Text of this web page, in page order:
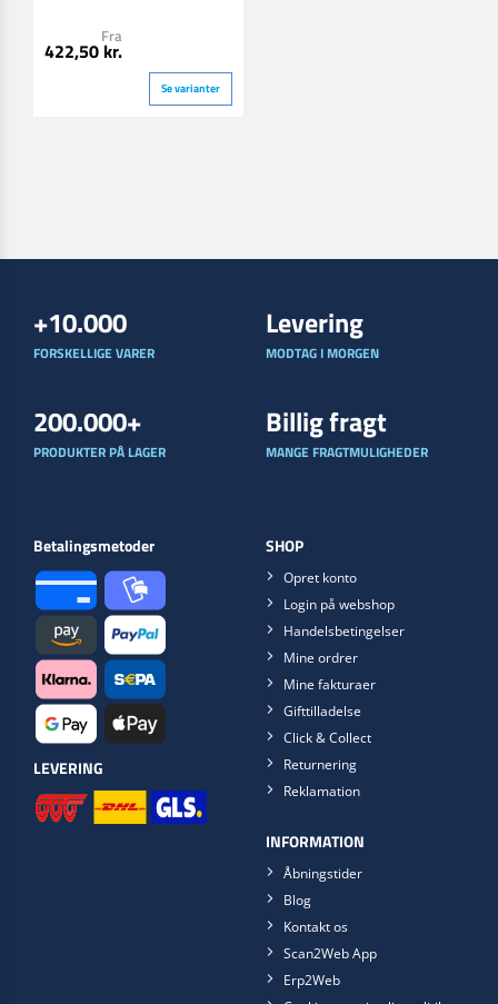
Fra
422,50 kr.
Se varianter
+10.000
FORSKELLIGE VARER
Levering
MODTAG I MORGEN
200.000+
PRODUKTER PÅ LAGER
Billig fragt
MANGE FRAGTMULIGHEDER
Betalingsmetoder
LEVERING
SHOP
Opret konto
Login på webshop
Handelsbetingelser
Mine ordrer
Mine fakturaer
Gifttilladelse
Click & Collect
Returnering
Reklamation
INFORMATION
Åbningstider
Blog
Kontakt os
Scan2Web App
Erp2Web